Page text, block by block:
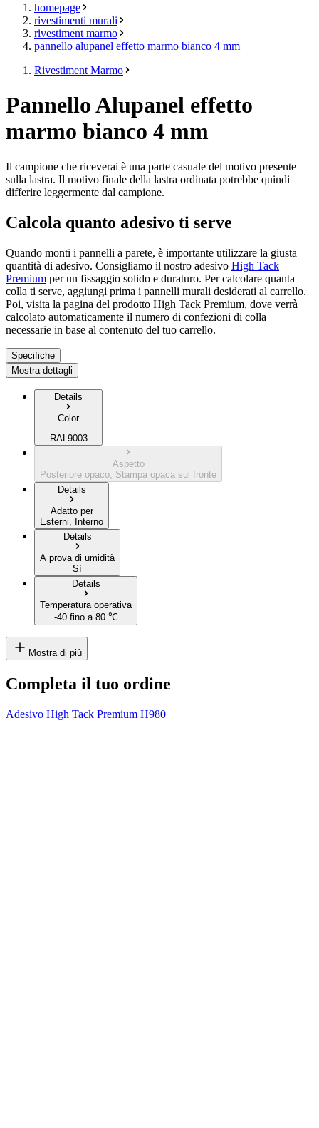
homepage
rivestimenti murali
rivestiment marmo
pannello alupanel effetto marmo bianco 4 mm
Rivestiment Marmo
Pannello Alupanel effetto
marmo bianco 4 mm
Il campione che riceverai è una parte casuale del motivo presente
sulla lastra. Il motivo finale della lastra ordinata potrebbe quindi
differire leggermente dal campione.
Calcola quanto adesivo ti serve
Quando monti i pannelli a parete, è importante utilizzare la giusta
quantità di adesivo. Consigliamo il nostro adesivo High Tack
Premium per un fissaggio solido e duraturo. Per calcolare quanta
colla ti serve, aggiungi prima i pannelli murali desiderati al carrello.
Poi, visita la pagina del prodotto High Tack Premium, dove verrà
calcolato automaticamente il numero di confezioni di colla
necessarie in base al contenuto del tuo carrello.
Specifiche
Mostra dettagli
Details
Color
RAL9003
Aspetto
Posteriore opaco, Stampa opaca sul fronte
Details
Adatto per
Esterni, Interno
Details
A prova di umidità
Sì
Details
Temperatura operativa
-40 fino a 80 ℃
Mostra di più
Completa il tuo ordine
Adesivo High Tack Premium H980